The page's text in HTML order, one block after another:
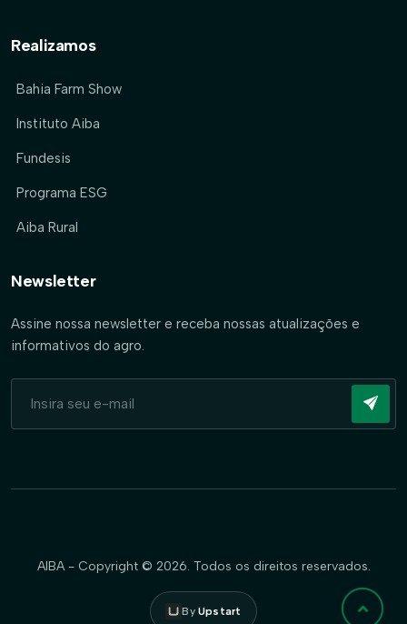
Realizamos
Bahia Farm Show
Instituto Aiba
Fundesis
Programa ESG
Aiba Rural
Newsletter
Assine nossa newsletter e receba nossas atualizações e
informativos do agro.
AIBA - Copyright © 2026. Todos os direitos reservados.
ByUpstart